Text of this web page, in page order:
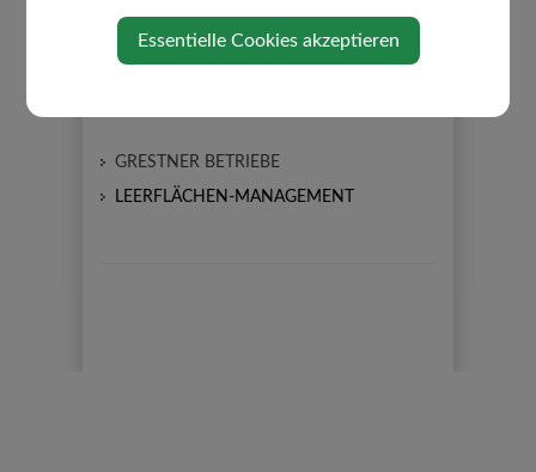
GRESTNER BETRIEBE
LEERFLÄCHEN-MANAGEMENT
Essentielle Cookies akzeptieren